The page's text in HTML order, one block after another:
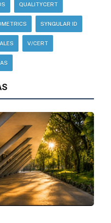
QUALITYCERT
SYNGULAR ID
V/CERT